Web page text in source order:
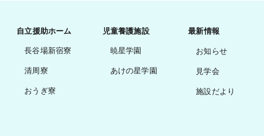
自立援助ホーム
長谷場新宿寮
清周寮
おうぎ寮
児童養護施設
暁星学園
あけの星学園
最新情報
お知らせ
見学会
施設だより